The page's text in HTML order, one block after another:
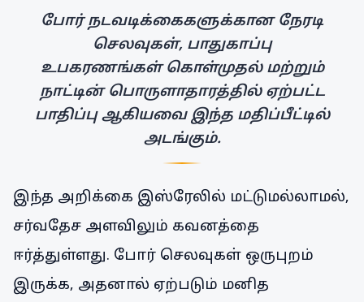
போர் நடவடிக்கைகளுக்கான நேரடி
செலவுகள், பாதுகாப்பு
உபகரணங்கள் கொள்முதல் மற்றும்
நாட்டின் பொருளாதாரத்தில் ஏற்பட்ட
பாதிப்பு ஆகியவை இந்த மதிப்பீட்டில்
அடங்கும்.
இந்த அறிக்கை இஸ்ரேலில் மட்டுமல்லாமல்,
சர்வதேச அளவிலும் கவனத்தை
ஈர்த்துள்ளது. போர் செலவுகள் ஒருபுறம்
இருக்க, அதனால் ஏற்படும் மனித